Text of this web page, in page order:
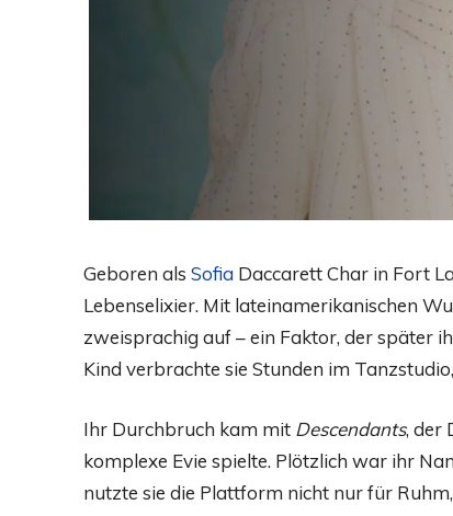
Geboren als Sofia Daccarett Char in Fort
Lebenselixier. Mit lateinamerikanischen
zweisprachig auf – ein Faktor, der später
Kind verbrachte sie Stunden im
Ihr Durchbruch kam mit Descendants, der
komplexe Evie spielte. Plötzlich war ihr
nutzte sie die Plattform nicht nur für